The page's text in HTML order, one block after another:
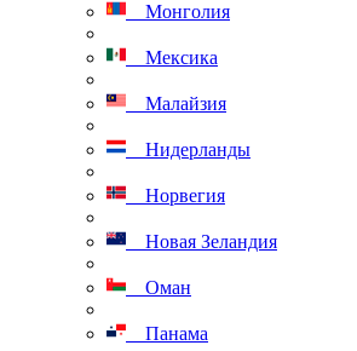
Монголия
Мексика
Малайзия
Нидерланды
Норвегия
Новая Зеландия
Оман
Панама